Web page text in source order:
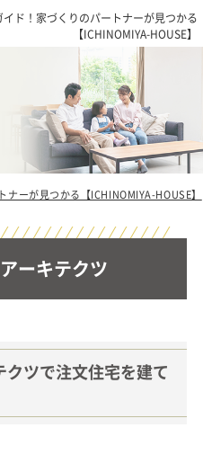
ド！家づくりのパートナーが見つかる
【ICHINOMIYA-HOUSE】
ーが見つかる【ICHINOMIYA-HOUSE】
ーキテクツ
ツで注文住宅を建て